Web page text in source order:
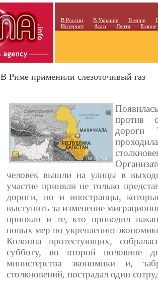
В России В Украине В мире
Интернет
Авто Лента Разное
В Риме применили слезоточивый газ
против
дороги
человек вышли на улицы в
участие приняли не только
дороги, но и иностранцы,
выступить за изменение
приняли и те, кто проводил
новых мер по укреплению
Колонна протестующих,
субботу, во второй половине
министерства экономики и,
столкновений, пострадал один